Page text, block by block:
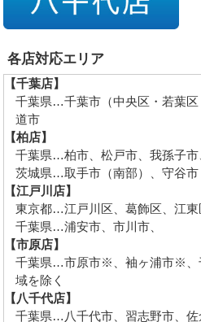
各店対応エリア
【千葉店】
千葉県…千葉市（中央区・若葉
道市
【柏店】
千葉県…柏市、松戸市、我孫子市
茨城県…取手市（南部）、守谷市
【江戸川店】
東京都…江戸川区、葛飾区、江東
千葉県…浦安市、市川市、
【市原店】
千葉県…市原市※、袖ヶ浦市※
域を除く
【八千代店】
千葉県…八千代市、習志野市、